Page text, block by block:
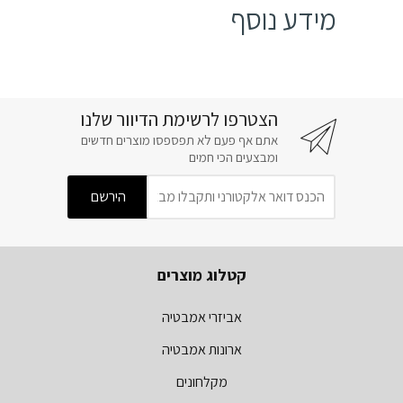
מידע נוסף
הצטרפו לרשימת הדיוור שלנו
אתם אף פעם לא תפספסו מוצרים חדשים
ומבצעים הכי חמים
קטלוג מוצרים
אביזרי אמבטיה
ארונות אמבטיה
מקלחונים